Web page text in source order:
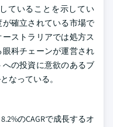
ていることを示してい
確立されている市場で
ストラリアでは処方ス
科チェーンが運営され
の投資に意欲のあるブ
なっている。
のCAGRで成長するオ